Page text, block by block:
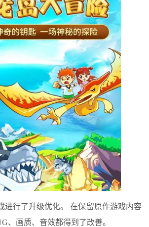
进行了升级优化。 在保留原作游戏内容
、画质、音效都得到了改善。